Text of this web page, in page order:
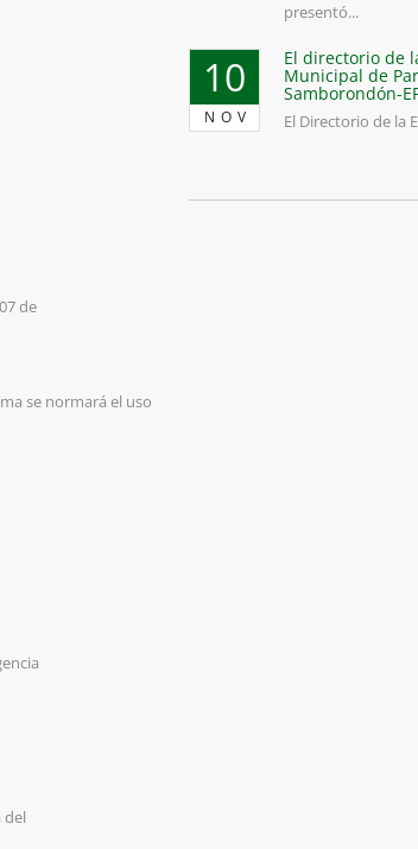
de
se normará el uso
del
presentó...
10
NOV
El directorio de
Municipal de
Samborondón-
El Directorio de la